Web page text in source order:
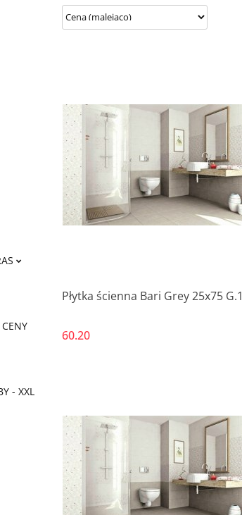
- XXL
Produkt niedostępny
Płytka ścienna Bari Grey 25x75 G.1
60.20